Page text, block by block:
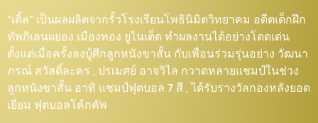
“เติ้ล” เป็นผลผลิตจากรั้วโรงเรียนโพธินิมิตวิทยาคม อดีตเด็กฝึก
ทัพกิเลนผยอง เมืองทอง ยูไนเต็ด ทำผลงานได้อย่างโดดเด่น
ตั้งแต่เมื่อครั้งลงบู้ศึกลูกหนังขาสั้น กับเพื่อนร่วมรุ่นอย่าง วัฒนา
ภรณ์ สวัสดิ์ละคร , ปรเมศย์ อาจวิไล กวาดหลายแชมป์ในช่วง
ลูกหนังขาสั้น อาทิ แชมป์ฟุตบอล 7 สี , ได้รับรางวัลกองหลังยอด
เยี่ยม ฟุตบอลโค้กคัพ